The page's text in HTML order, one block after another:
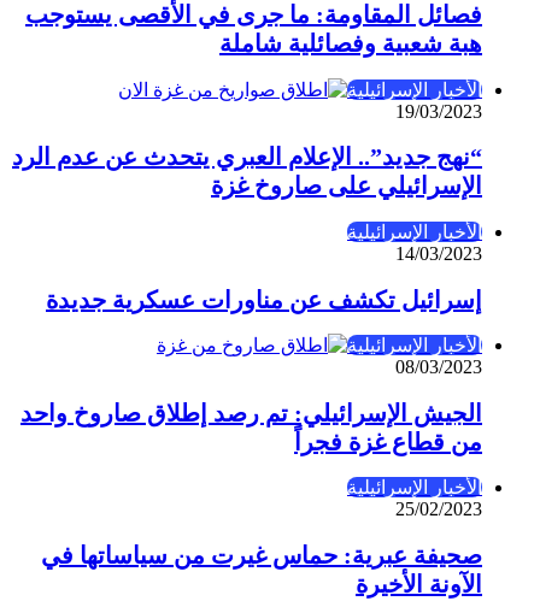
فصائل المقاومة: ما جرى في الأقصى يستوجب
هبة شعبية وفصائلية شاملة
الأخبار الإسرائيلية
19/03/2023
“نهج جديد”.. الإعلام العبري يتحدث عن عدم الرد
الإسرائيلي على صاروخ غزة
الأخبار الإسرائيلية
14/03/2023
إسرائيل تكشف عن مناورات عسكرية جديدة
الأخبار الإسرائيلية
08/03/2023
الجيش الإسرائيلي: تم رصد إطلاق صاروخ واحد
من قطاع غزة فجراً
الأخبار الإسرائيلية
25/02/2023
صحيفة عبرية: حماس غيرت من سياساتها في
الآونة الأخيرة